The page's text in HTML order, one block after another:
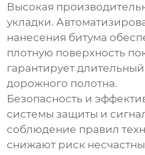
Высокая
укладки.
нанесения битума
плотную поверхность
гарантирует
дорожного полотна.
Безопасность и
системы защиты и
соблюдение правил
снижают риск